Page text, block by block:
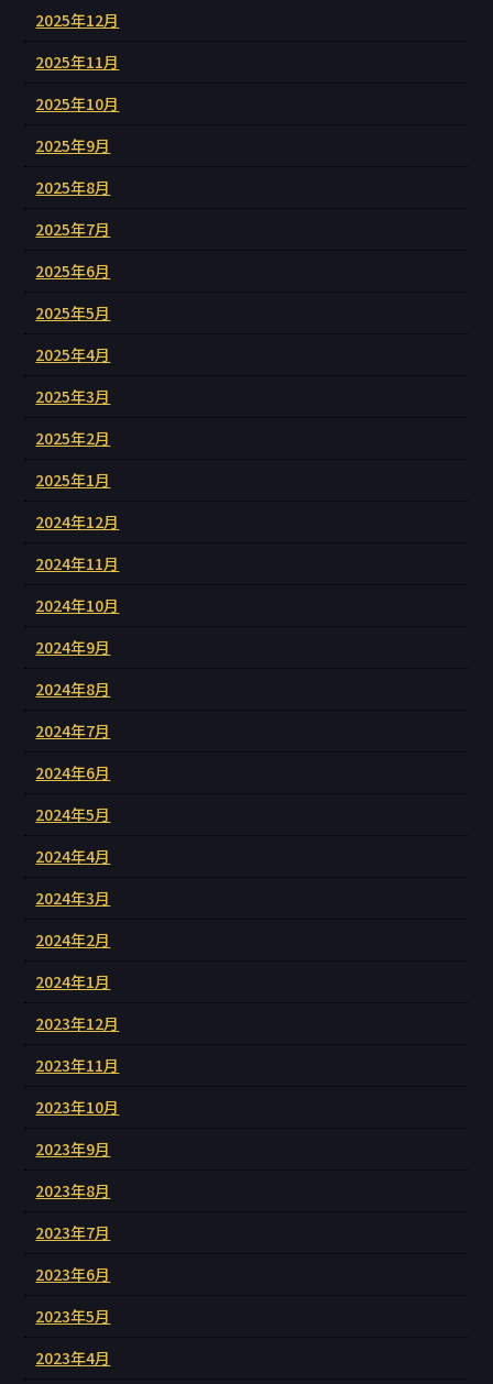
2025年12月
2025年11月
2025年10月
2025年9月
2025年8月
2025年7月
2025年6月
2025年5月
2025年4月
2025年3月
2025年2月
2025年1月
2024年12月
2024年11月
2024年10月
2024年9月
2024年8月
2024年7月
2024年6月
2024年5月
2024年4月
2024年3月
2024年2月
2024年1月
2023年12月
2023年11月
2023年10月
2023年9月
2023年8月
2023年7月
2023年6月
2023年5月
2023年4月